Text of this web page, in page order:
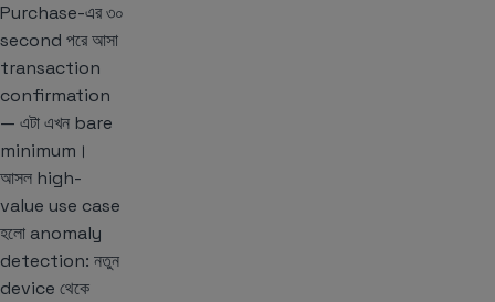
Purchase-এর ৩০
second পরে আসা
transaction
confirmation
— এটা এখন bare
minimum।
আসল high-
value use case
হলো anomaly
detection: নতুন
device থেকে